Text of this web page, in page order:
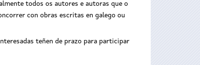
todos os autores e autoras que o
con obras escritas en galego ou
teñen de prazo para participar